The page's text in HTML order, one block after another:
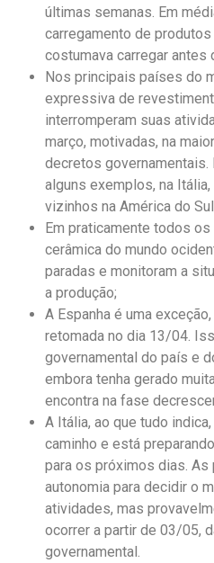
últimas semanas. Em
carregamento de
costumava carregar antes
Nos principais países do
expressiva de
interromperam suas
março, motivadas, na
decretos governamentais.
alguns exemplos, na
vizinhos na América do
Em praticamente todos
cerâmica do mundo
paradas e monitoram a
a produção;
A Espanha é uma
retomada no dia 13/04.
governamental do país e
embora tenha gerado
encontra na fase
A Itália, ao que tudo
caminho e está
para os próximos dias.
autonomia para decidir o
atividades, mas
ocorrer a partir de 03/05,
governamental.